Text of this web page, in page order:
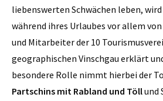
liebenswerten Schwächen leben,
während ihres Urlaubes vor allem
und Mitarbeiter der 10
geographischen Vinschgau erklärt
besondere Rolle nimmt hierbei der
Partschins mit Rabland und Töllund